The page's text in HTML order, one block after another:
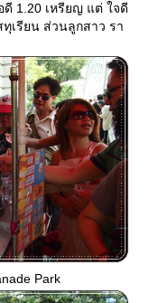
1.20 เหรียญ แต่ ใจดี
เรียน ส่วนลูกสาว รา
Park